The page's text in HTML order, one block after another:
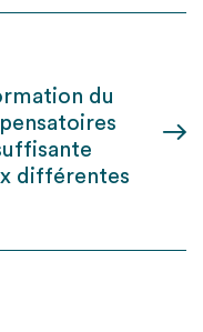
du
différentes